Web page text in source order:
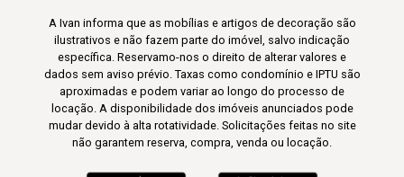
A Ivan informa que as mobílias e artigos de decoração são
ilustrativos e não fazem parte do imóvel, salvo indicação
específica. Reservamo-nos o direito de alterar valores e
dados sem aviso prévio. Taxas como condomínio e IPTU são
aproximadas e podem variar ao longo do processo de
locação. A disponibilidade dos imóveis anunciados pode
mudar devido à alta rotatividade. Solicitações feitas no site
não garantem reserva, compra, venda ou locação.